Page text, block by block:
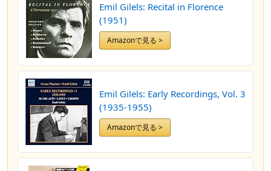
Emil Gilels: Recital in Florence
(1951)
Amazonで見る >
Emil Gilels: Early Recordings, Vol. 3
(1935-1955)
Amazonで見る >